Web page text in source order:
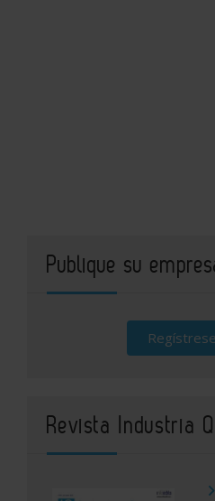
Publique su
Revista Industria